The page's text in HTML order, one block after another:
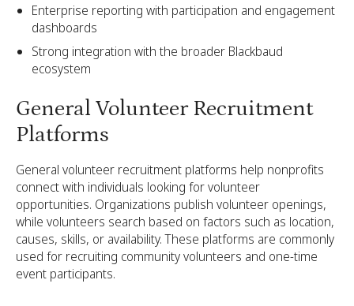
Enterprise reporting with participation and engagement
dashboards
Strong integration with the broader Blackbaud
ecosystem
General Volunteer Recruitment
Platforms
General volunteer recruitment platforms help nonprofits
connect with individuals looking for volunteer
opportunities. Organizations publish volunteer openings,
while volunteers search based on factors such as location,
causes, skills, or availability. These platforms are commonly
used for recruiting community volunteers and one-time
event participants.